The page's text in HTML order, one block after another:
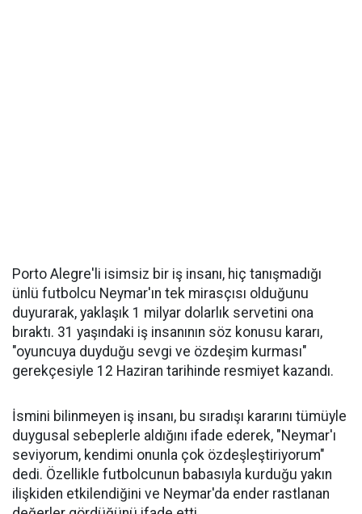
Porto Alegre'li isimsiz bir iş insanı, hiç tanışmadığı
ünlü futbolcu Neymar'ın tek mirasçısı olduğunu
duyurarak, yaklaşık 1 milyar dolarlık servetini ona
bıraktı. 31 yaşındaki iş insanının söz konusu kararı,
"oyuncuya duyduğu sevgi ve özdeşim kurması"
gerekçesiyle 12 Haziran tarihinde resmiyet kazandı.
İsmini bilinmeyen iş insanı, bu sıradışı kararını tümüyle
duygusal sebeplerle aldığını ifade ederek, "Neymar'ı
seviyorum, kendimi onunla çok özdeşleştiriyorum"
dedi. Özellikle futbolcunun babasıyla kurduğu yakın
ilişkiden etkilendiğini ve Neymar'da ender rastlanan